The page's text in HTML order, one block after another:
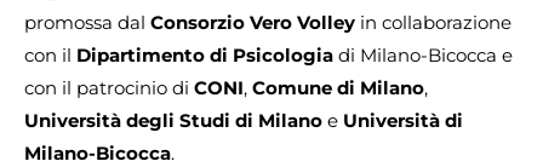
promossa dal Consorzio Vero Volley in collaborazione
con il Dipartimento di Psicologia di Milano-Bicocca e
con il patrocinio di CONI, Comune di Milano,
Università degli Studi di Milano e Università di
Milano-Bicocca.